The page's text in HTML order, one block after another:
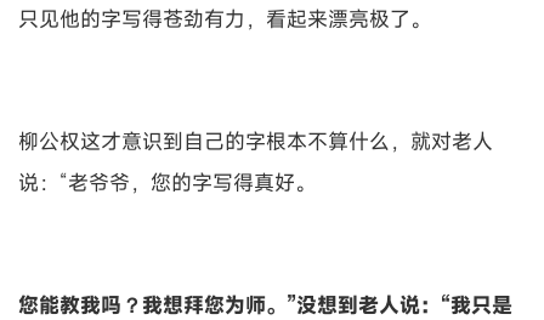
只见他的字写得苍劲有力，看起来漂亮极了。
柳公权这才意识到自己的字根本不算什么，就对老人
说：“老爷爷，您的字写得真好。
您能教我吗？我想拜您为师。”没想到老人说：“我只是